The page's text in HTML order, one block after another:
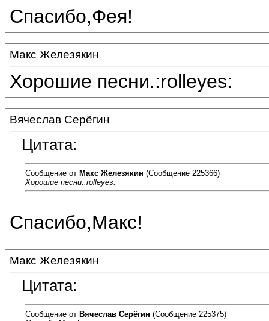
Спасибо,Фея!
Макс Железякин
Хорошие песни.:rolleyes:
Вячеслав Серёгин
Цитата:
Сообщение от Макс Железякин (Сообщение 225366)
Хорошие песни.:rolleyes:
Спасибо,Макс!
Макс Железякин
Цитата:
Сообщение от Вячеслав Серёгин (Сообщение 225375)